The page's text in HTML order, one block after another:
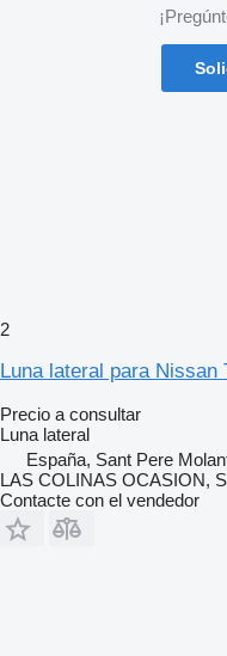
2
Luna lateral para Nissan
Precio a consultar
Luna lateral
España, Sant Pere
LAS COLINAS OCASION,
Contacte con el vendedor